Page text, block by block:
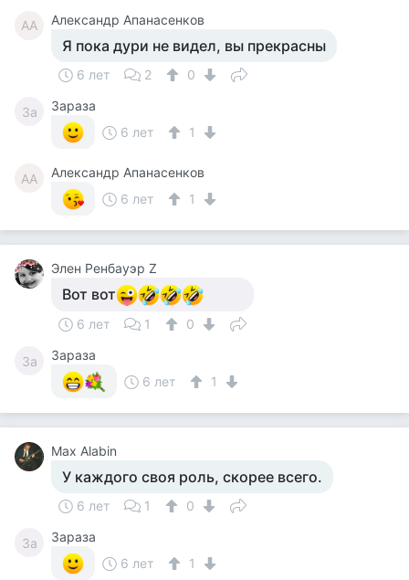
АА Александр Апанасенков
Я пока дури не видел, вы прекрасны
6 лет 2 0
За
Зараза
6 лет
1
АА
Александр Апанасенков
6 лет
1
Элен Ренбауэр Z
Вот вот
6 лет 1 0
За
Зараза
6 лет
1
Max Alabin
У каждого своя роль, скорее всего.
6 лет 1 0
За
Зараза
6 лет
1